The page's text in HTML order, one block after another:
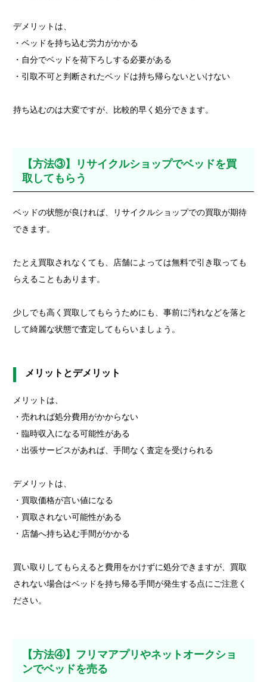
デメリットは、
・ベッドを持ち込む労力がかかる
・自分でベッドを荷下ろしする必要がある
・引取不可と判断されたベッドは持ち帰らないといけない
持ち込むのは大変ですが、比較的早く処分できます。
【方法③】リサイクルショップでベッドを買
取してもらう
ベッドの状態が良ければ、リサイクルショップでの買取が期待
できます。
たとえ買取されなくても、店舗によっては無料で引き取っても
らえることもあります。
少しでも高く買取してもらうためにも、事前に汚れなどを落と
して綺麗な状態で査定してもらいましょう。
メリットとデメリット
メリットは、
・売れれば処分費用がかからない
・臨時収入になる可能性がある
・出張サービスがあれば、手間なく査定を受けられる
デメリットは、
・買取価格が言い値になる
・買取されない可能性がある
・店舗へ持ち込む手間がかかる
買い取りしてもらえると費用をかけずに処分できますが、買取
されない場合はベッドを持ち帰る手間が発生する点にご注意く
ださい。
【方法④】フリマアプリやネットオークショ
ンでベッドを売る